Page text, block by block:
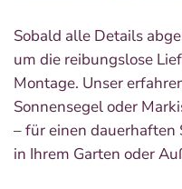
Sobald alle Details
um die reibungslose
Montage. Unser
Sonnensegel oder
– für einen
in Ihrem Garten oder